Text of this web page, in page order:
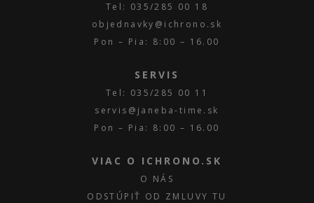
Tel: 035/285 00 18
objednavky@ichrono.sk
Pon – Pia: 8:00 – 16.00
SERVIS
Tel: 035/285 00 11
servis@janeba-time.sk
Pon – Pia: 8:00 – 16.00
VIAC O ICHRONO.SK
O NÁS
ODSTÚPIŤ OD ZMLUVY TU